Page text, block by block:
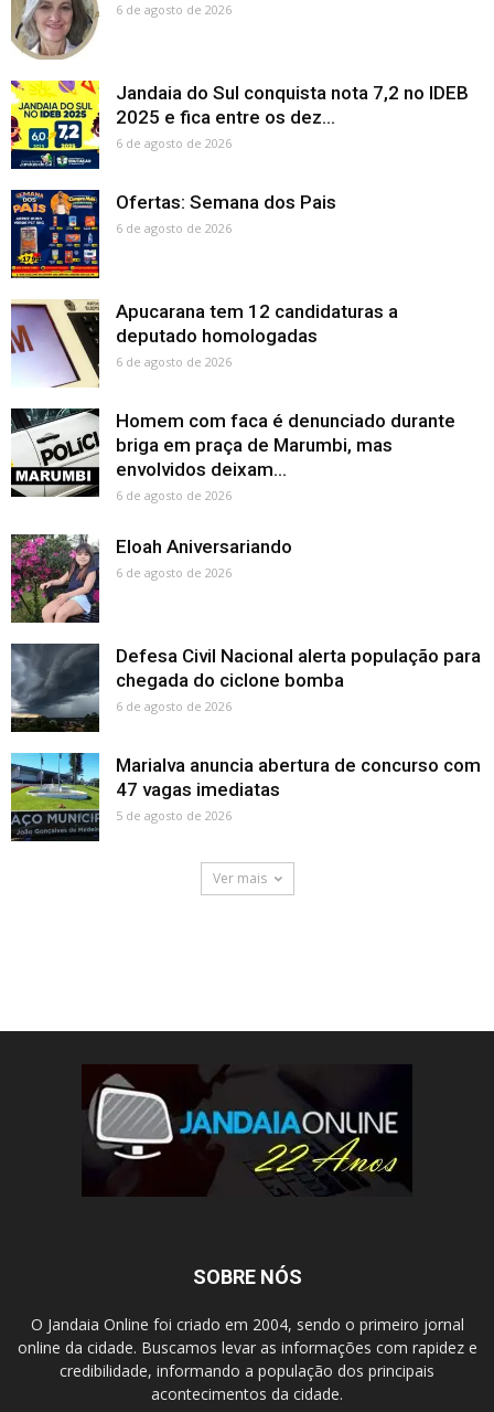
6 de agosto de 2026
Jandaia do Sul conquista nota 7,2 no IDEB
2025 e fica entre os dez...
6 de agosto de 2026
Ofertas: Semana dos Pais
6 de agosto de 2026
Apucarana tem 12 candidaturas a
deputado homologadas
6 de agosto de 2026
Homem com faca é denunciado durante
briga em praça de Marumbi, mas
envolvidos deixam...
6 de agosto de 2026
Eloah Aniversariando
6 de agosto de 2026
Defesa Civil Nacional alerta população para
chegada do ciclone bomba
6 de agosto de 2026
Marialva anuncia abertura de concurso com
47 vagas imediatas
5 de agosto de 2026
Ver mais
SOBRE NÓS
O Jandaia Online foi criado em 2004, sendo o primeiro jornal
online da cidade. Buscamos levar as informações com rapidez e
credibilidade, informando a população dos principais
acontecimentos da cidade.